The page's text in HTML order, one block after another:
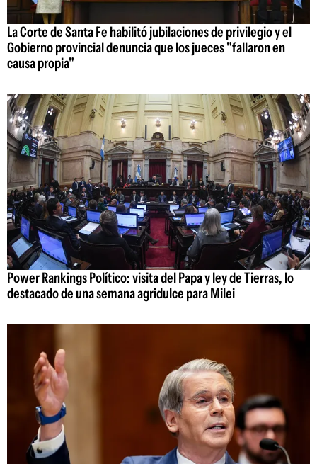
La Corte de Santa Fe habilitó jubilaciones de privilegio y el
Gobierno provincial denuncia que los jueces "fallaron en
causa propia"
Power Rankings Político: visita del Papa y ley de Tierras, lo
destacado de una semana agridulce para Milei